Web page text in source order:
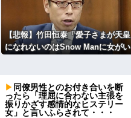
【悲報】竹田恒泰「愛子さまが天皇
になれないのはSnow Manに女がい
の」
同僚男性とのお付き合いを断
ったら「理屈に合わない主張を
振りかざす感情的なヒステリー
女」と言いふらされて・・・